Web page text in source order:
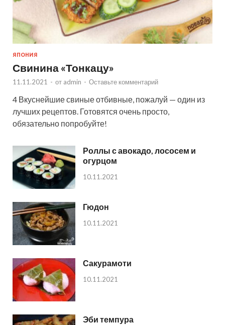
ЯПОНИЯ
Свинина «Тонкацу»
11.11.2021 - от admin - Оставьте комментарий
4 Вкуснейшие свиные отбивные, пожалуй — один из
лучших рецептов. Готовятся очень просто,
обязательно попробуйте!
Роллы с авокадо, лососем и
огурцом
10.11.2021
Гюдон
10.11.2021
Сакурамоти
10.11.2021
Эби темпура